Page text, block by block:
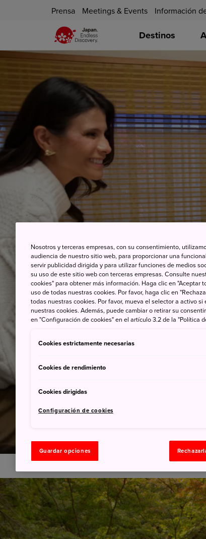
Prensa Meetings & Events Información
Destinos
Nosotros y terceras empresas, con su consentimiento,
audiencia de nuestro sitio web, para proporcionar una
servir publicidad dirigida y para utilizar funciones de medios
su uso de este sitio web con terceras empresas. Consulte
cookies" para obtener más información. Haga clic en "Aceptar
uso de todas nuestras cookies. Por favor, haga clic en
todas nuestras cookies. Por favor, mueva el selector a activo
nuestras cookies. Además, puede cambiar o retirar su
en "Configuración de cookies" en el artículo 3.2 de la "Política
Cookies estrictamente necesarias
Cookies de rendimiento
Cookies dirigidas
Configuración de cookies
Guardar opciones